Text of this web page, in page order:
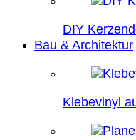
DIY
Bau & Architektur
Klebevinyl